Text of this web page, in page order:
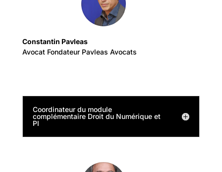
Constantin Pavleas
Avocat Fondateur Pavleas Avocats
Coordinateur du module
complémentaire Droit du Numérique et
PI